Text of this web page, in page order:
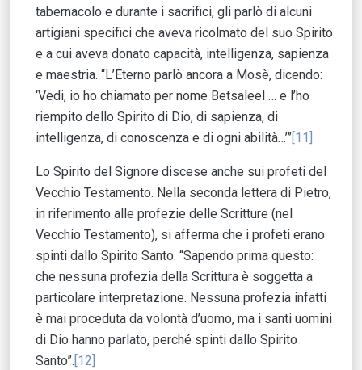
tabernacolo e durante i sacrifici, gli parlò di alcuni
artigiani specifici che aveva ricolmato del suo Spirito
e a cui aveva donato capacità, intelligenza, sapienza
e maestria. “L’Eterno parlò ancora a Mosè, dicendo:
‘Vedi, io ho chiamato per nome Betsaleel … e l’ho
riempito dello Spirito di Dio, di sapienza, di
intelligenza, di conoscenza e di ogni abilità…’”[11]
Lo Spirito del Signore discese anche sui profeti del
Vecchio Testamento. Nella seconda lettera di Pietro,
in riferimento alle profezie delle Scritture (nel
Vecchio Testamento), si afferma che i profeti erano
spinti dallo Spirito Santo. “Sapendo prima questo:
che nessuna profezia della Scrittura è soggetta a
particolare interpretazione. Nessuna profezia infatti
è mai proceduta da volontà d’uomo, ma i santi uomini
di Dio hanno parlato, perché spinti dallo Spirito
Santo”.[12]